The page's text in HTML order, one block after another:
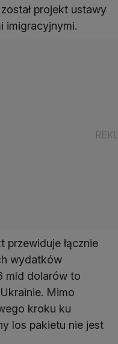
projekt ustawy
imigracyjnymi.
przewiduje łącznie
wydatków
mld dolarów to
Mimo
kroku ku
los pakietu nie jest